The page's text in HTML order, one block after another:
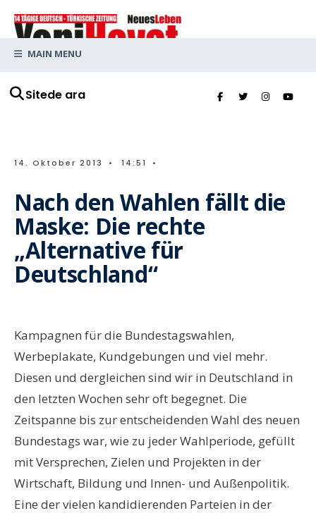
Sitede ara
MAIN MENU
14. Oktober 2013 • 14:51 •
Nach den Wahlen fällt die
Maske: Die rechte
„Alternative für
Deutschland“
Kampagnen für die Bundestagswahlen,
Werbeplakate, Kundgebungen und viel mehr.
Diesen und dergleichen sind wir in Deutschland in
den letzten Wochen sehr oft begegnet. Die
Zeitspanne bis zur entscheidenden Wahl des neuen
Bundestags war, wie zu jeder Wahlperiode, gefüllt
mit Versprechen, Zielen und Projekten in der
Wirtschaft, Bildung und Innen- und Außenpolitik.
Eine der vielen kandidierenden Parteien in der